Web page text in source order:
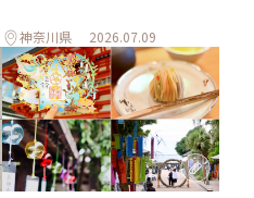
神奈川県 2026.07.09